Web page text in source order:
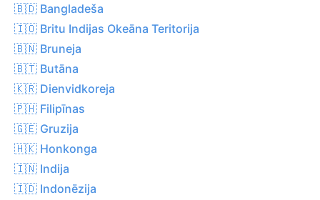
🇧🇩 Bangladeša
🇮🇴 Britu Indijas Okeāna Teritorija
🇧🇳 Bruneja
🇧🇹 Butāna
🇰🇷 Dienvidkoreja
🇵🇭 Filipīnas
🇬🇪 Gruzija
🇭🇰 Honkonga
🇮🇳 Indija
🇮🇩 Indonēzija